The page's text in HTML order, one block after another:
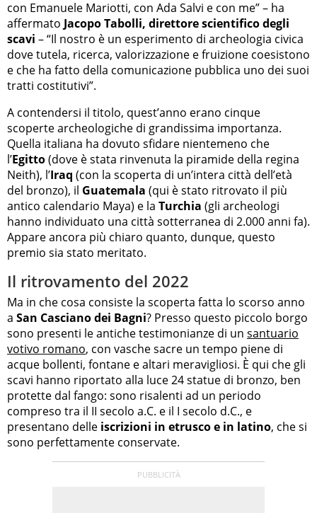
con Emanuele Mariotti, con Ada Salvi e con me” – ha
affermato Jacopo Tabolli, direttore scientifico degli
scavi – “Il nostro è un esperimento di archeologia civica
dove tutela, ricerca, valorizzazione e fruizione coesistono
e che ha fatto della comunicazione pubblica uno dei suoi
tratti costitutivi”.
A contendersi il titolo, quest’anno erano cinque
scoperte archeologiche di grandissima importanza.
Quella italiana ha dovuto sfidare nientemeno che
l’Egitto(dove è stata rinvenuta la piramide della regina
Neith), l’Iraq (con la scoperta di un’intera città dell’età
del bronzo), il Guatemala (qui è stato ritrovato il più
antico calendario Maya) e la Turchia (gli archeologi
hanno individuato una città sotterranea di 2.000 anni fa).
Appare ancora più chiaro quanto, dunque, questo
premio sia stato meritato.
Il ritrovamento del 2022
Ma in che cosa consiste la scoperta fatta lo scorso anno
a San Casciano dei Bagni? Presso questo piccolo borgo
sono presenti le antiche testimonianze di un santuario
votivo romano, con vasche sacre un tempo piene di
acque bollenti, fontane e altari meravigliosi. È qui che gli
scavi hanno riportato alla luce 24 statue di bronzo, ben
protette dal fango: sono risalenti ad un periodo
compreso tra il II secolo a.C. e il I secolo d.C., e
presentano delle iscrizioni in etrusco e in latino, che si
sono perfettamente conservate.